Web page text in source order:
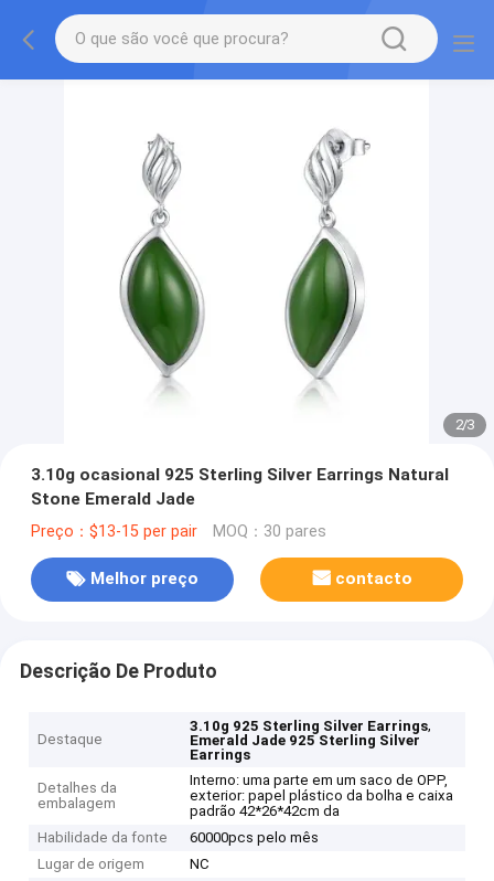
2/3
3.10g ocasional 925 Sterling Silver Earrings Natural
Stone Emerald Jade
Preço：$13-15 per pair MOQ：30 pares
Melhor preço contacto
Descrição De Produto
Destaque
3.10g 925 Sterling Silver Earrings,
Emerald Jade 925 Sterling Silver
Earrings
Detalhes da
embalagem
Interno: uma parte em um saco de OPP,
exterior: papel plástico da bolha e caixa
padrão 42*26*42cm da
Habilidade da fonte
60000pcs pelo mês
Lugar de origem
NC